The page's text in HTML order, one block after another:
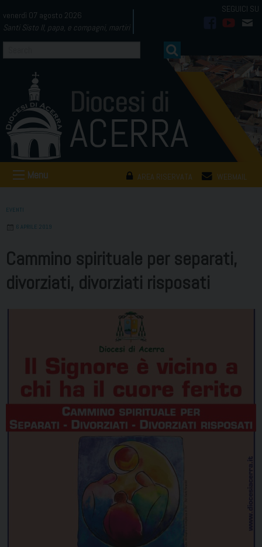
to
content
venerdì 07 agosto 2026
Santi Sisto II, papa, e compagni, martiri
AREA RISERVATA WEBMAIL
Menu
EVENTI
6 APRILE 2019
Cammino spirituale per separati,
divorziati, divorziati risposati